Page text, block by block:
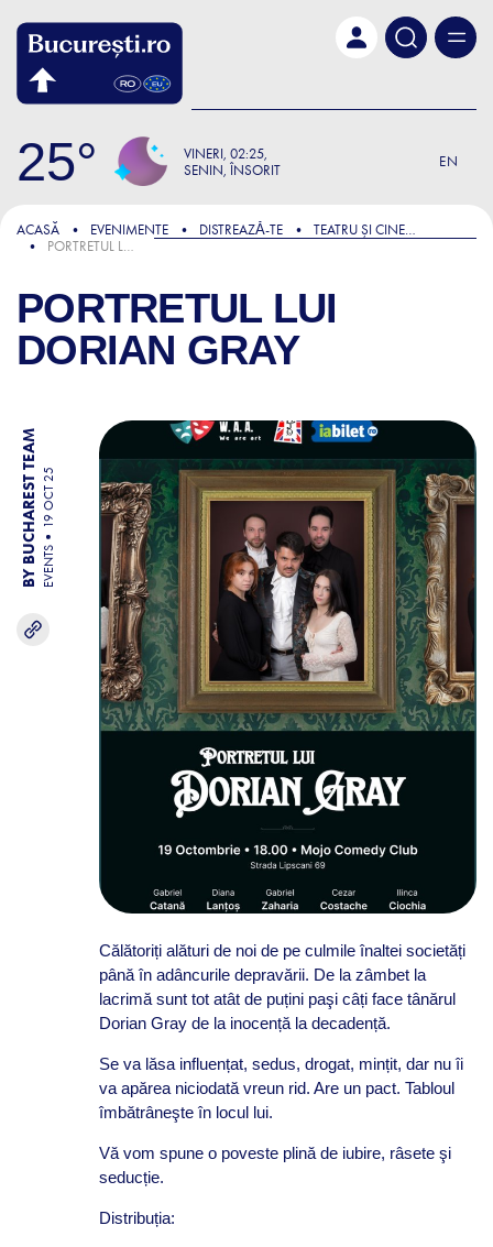
25 VINERI 02:25
SENIN, ÎNSORIT
EN
ACASĂ EVENIMENTE DISTREAZǍ-TE
TEATRU ȘI CINEMA
PORTRETUL LUI DORIAN GRAY
PORTRETUL LUI
DORIAN GRAY
BY BUCHAREST TEAM EVENTS
19 OCT 25
Călătoriți alături de noi de pe culmile înaltei societăți
până în adâncurile depravării. De la zâmbet la
lacrimă sunt tot atât de puțini paşi câți face tânărul
Dorian Gray de la inocență la decadență.
Se va lăsa influențat, sedus, drogat, mințit, dar nu îi
va apărea niciodată vreun rid. Are un pact. Tabloul
îmbătrâneşte în locul lui.
Vă vom spune o poveste plină de iubire, râsete şi
seducție.
Distribuția: